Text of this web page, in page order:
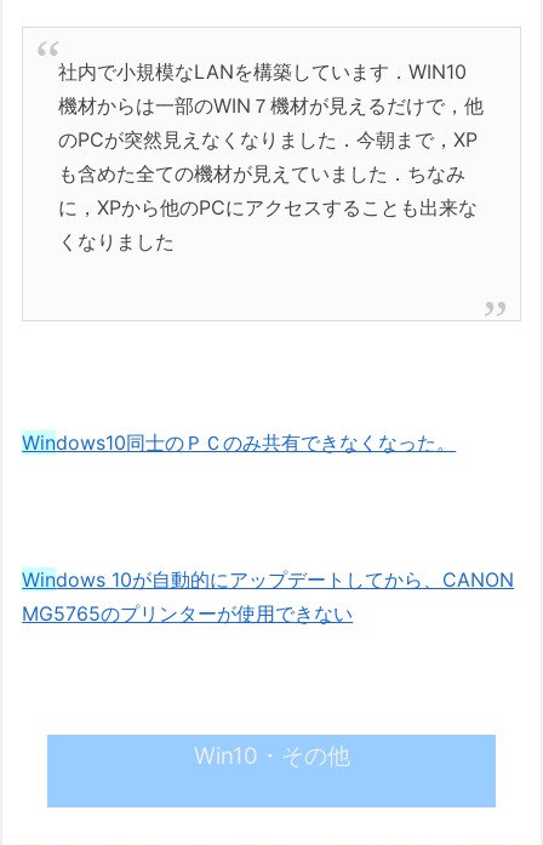
社内で小規模なLANを構築しています．WIN10
機材からは一部のWIN７機材が見えるだけで，他
のPCが突然見えなくなりました．今朝まで，XP
も含めた全ての機材が見えていました．ちなみ
に，XPから他のPCにアクセスすることも出来な
くなりました
Windows10同士のＰＣのみ共有できなくなった。
Windows 10が自動的にアップデートしてから、CANON
MG5765のプリンターが使用できない
Win10・その他